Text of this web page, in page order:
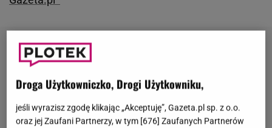
Droga Użytkowniczko, Drogi Użytkowniku,
jeśli wyrazisz zgodę klikając „Akceptuję”, Gazeta.pl sp. z o.o.
oraz jej Zaufani Partnerzy, w tym [676] Zaufanych Partnerów